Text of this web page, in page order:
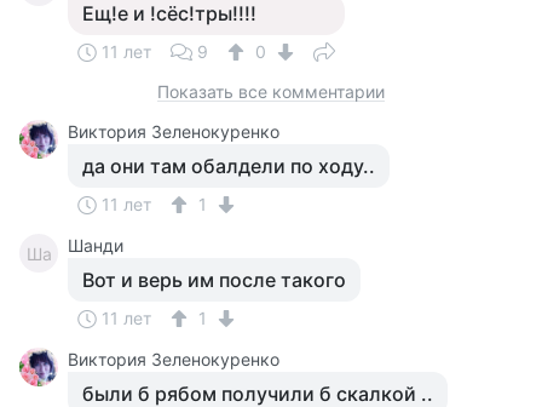
Ещ!е и !сёс!тры!!!!
11 лет 9
0
Показать все комментарии
Виктория Зеленокуренко
да они там обалдели по ходу..
11 лет 1
Ша Шанди
Вот и верь им после такого
11 лет
1
Виктория Зеленокуренко
были б рябом получили б скалкой ..